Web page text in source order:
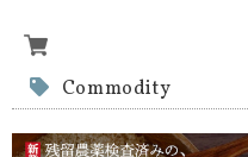
Commodity